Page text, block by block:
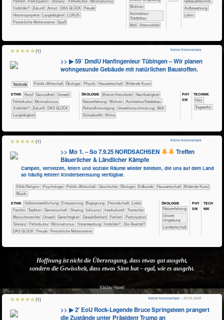
​​​Freiheit
​​​Partizipation ​​​Toleranz ​​Fehlerkultur
​​Minimalismus
​​Vorbilder?
​Zukunft Armut DAS GLÜCK
Freude
Herzensprojekte
Langlebigkeit
LUXUS
Persönliche Meilensteine
Spaß
​​​​Wohnen
​​​Architektur/­
Städtebau
​Müll
Artenvielfalt
​​​​​Gebäudetechnik
Aufbewahrung
Lehm
>> ▶ 59´ DmdU Hanfingenieur Tübingen – Wir planen
wohngesunde Gebäude mit natürlichen Baustoffen.
​Technik ​​​​​​​​​Politik+​Wirtschaft ​​​​​​​​Ökologie ​​​​​​​Physik ​Haus­wirtschaft Bildende Kunst
ETHIK ​​​​​​​​​​​​​​​Beruf ​​​​​​Gesundheit
​​​​​Umwelt
​​Fehlerkultur
​​Minimalismus
​​Vorbilder?
​Zukunft
DAS GLÜCK
Langlebigkeit
ÖKO​LOGIE ​​​​​​​​​​​​​​(Kleine) Kreisläufe!
​​​​​​​​​​​​​​​Nachhaltigkeit
​​​​​​​​​​​​​Naturerfahrung
​​​​Wohnen
​​​Architektur/­Städtebau
​​Rohstoffversorgung
​​Umweltverschmutzung
​Müll
​Schadstoffe
Klima
PHY​
SIK
TECH​NIK
​​​​​​​​Holz
​​​​​Tragwerke
Keine Kommentare
(1)
>> Mo 1. – So 7.9.25 NORDSACHSEN
Treffen
Bäuerlicher & Ländlicher Kämpfe
Campen, vernetzen, feiern und soziale Räume wieder beleben, die uns auf dem Land
so häufig fehlen! Kinderbetreuung verfügbar.
​​​​​​​​​​Ethik/​Religion ​​​​​​​​​​Psychologie ​​​​​​​​​Politik+​Wirtschaft ​​​​​​​​Geschichte ​​​​​​​​Ökologie ​​​​​Erdkunde ​Haus­wirtschaft
Bildende Kunst
Musik
ETHIK ​​​​​​​​​​​​​​​​​​​​​​​​​​​​​​​​​​​​​​​​Selbst­verwirklichung ​​​​​​​​​​​​​Entspannung ​​​​​​​​​​​​Begegnung ​​​​​​​​​​​​Freundschaft
​​​​​​​​​​​​Liebe
​​​​​​​​​​​Familie
​​​​​​​​​​​Tradition ​​​​​​​​​​Gemeinschaft ​​​​​​​​​​Sharing ​​​​​​​​Inklusion ​​​​​​​​Interkulturell
​​​​​​​​Tierrechte
​​​​​​​Menschenrechte
​​​​​Umwelt ​​​​Gerechtigkeit ​​​​Gewalt(freiheit) ​​​Freiheit
​​​Partizipation
​​​Toleranz
​​Fehlerkultur ​​Minimalismus ​​Verantwortung ​​Vorbilder?
​Die Realität?
DAS GLÜCK
Freude Persönliche Meilensteine
ÖKO​LOGIE
​​​​​​​​​​​​​Naturerfahrung
​​​​​​​​​​​​​Unsere
Umgebung
​​​​​Landwirtschaft
PHY​
SIK
TECH​
NIK
Keine Kommentare
(1)
Hoffnung ist nicht die Überzeugung, dass etwas gut ausgeht,
sondern die Gewissheit, dass etwas Sinn hat – egal, wie es ausgeht.
Václav Havel
>> ▶ 2′ EoU Rock-Legende Bruce Springsteen prangert
die Zustände unter Präsident Trump an
Keine Kommentare – 25.05.2025
(1)